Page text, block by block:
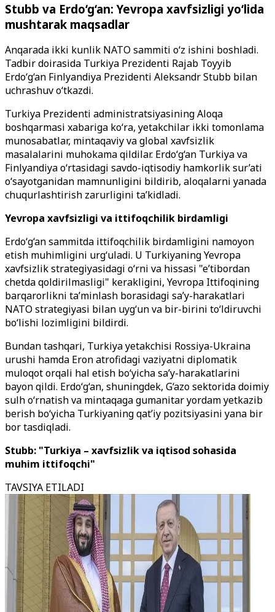
Stubb va Erdo‘g‘an: Yevropa xavfsizligi yo‘lida
mushtarak maqsadlar
Anqarada ikki kunlik NATO sammiti o‘z ishini boshladi.
Tadbir doirasida Turkiya Prezidenti Rajab Toyyib
Erdo‘g‘an Finlyandiya Prezidenti Aleksandr Stubb bilan
uchrashuv o‘tkazdi.
Turkiya Prezidenti administratsiyasining Aloqa
boshqarmasi xabariga ko‘ra, yetakchilar ikki tomonlama
munosabatlar, mintaqaviy va global xavfsizlik
masalalarini muhokama qildilar. Erdo‘g‘an Turkiya va
Finlyandiya o‘rtasidagi savdo-iqtisodiy hamkorlik sur’ati
o‘sayotganidan mamnunligini bildirib, aloqalarni yanada
chuqurlashtirish zarurligini ta’kidladi.
Yevropa xavfsizligi va ittifoqchilik birdamligi
Erdo‘g‘an sammitda ittifoqchilik birdamligini namoyon
etish muhimligini urg‘uladi. U Turkiyaning Yevropa
xavfsizlik strategiyasidagi o‘rni va hissasi "e’tibordan
chetda qoldirilmasligi" kerakligini, Yevropa Ittifoqining
barqarorlikni ta’minlash borasidagi sa’y-harakatlari
NATO strategiyasi bilan uyg‘un va bir-birini to‘ldiruvchi
bo‘lishi lozimligini bildirdi.
Bundan tashqari, Turkiya yetakchisi Rossiya-Ukraina
urushi hamda Eron atrofidagi vaziyatni diplomatik
muloqot orqali hal etish bo‘yicha sa’y-harakatlarini
bayon qildi. Erdo‘g‘an, shuningdek, G‘azo sektorida doimiy
sulh o‘rnatish va mintaqaga gumanitar yordam yetkazib
berish bo‘yicha Turkiyaning qat’iy pozitsiyasini yana bir
bor tasdiqladi.
Stubb: "Turkiya – xavfsizlik va iqtisod sohasida
muhim ittifoqchi"
TAVSIYA ETILADI